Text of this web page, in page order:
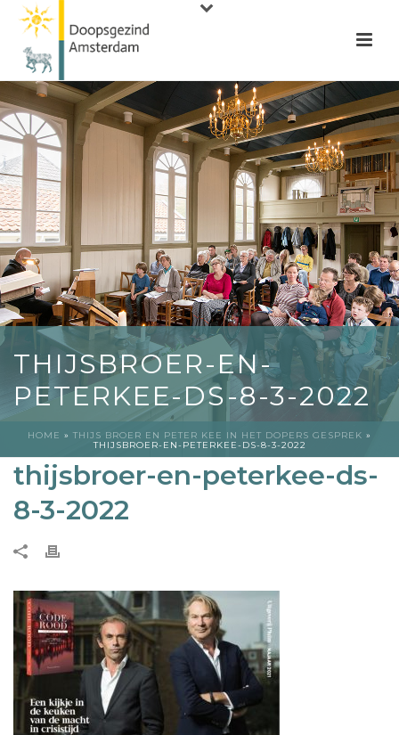
THIJSBROER-EN-
PETERKEE-DS-8-3-2022
HOME » THIJS BROER EN PETER KEE IN HET DOPERS GESPREK »
THIJSBROER-EN-PETERKEE-DS-8-3-2022
thijsbroer-en-peterkee-ds-
8-3-2022